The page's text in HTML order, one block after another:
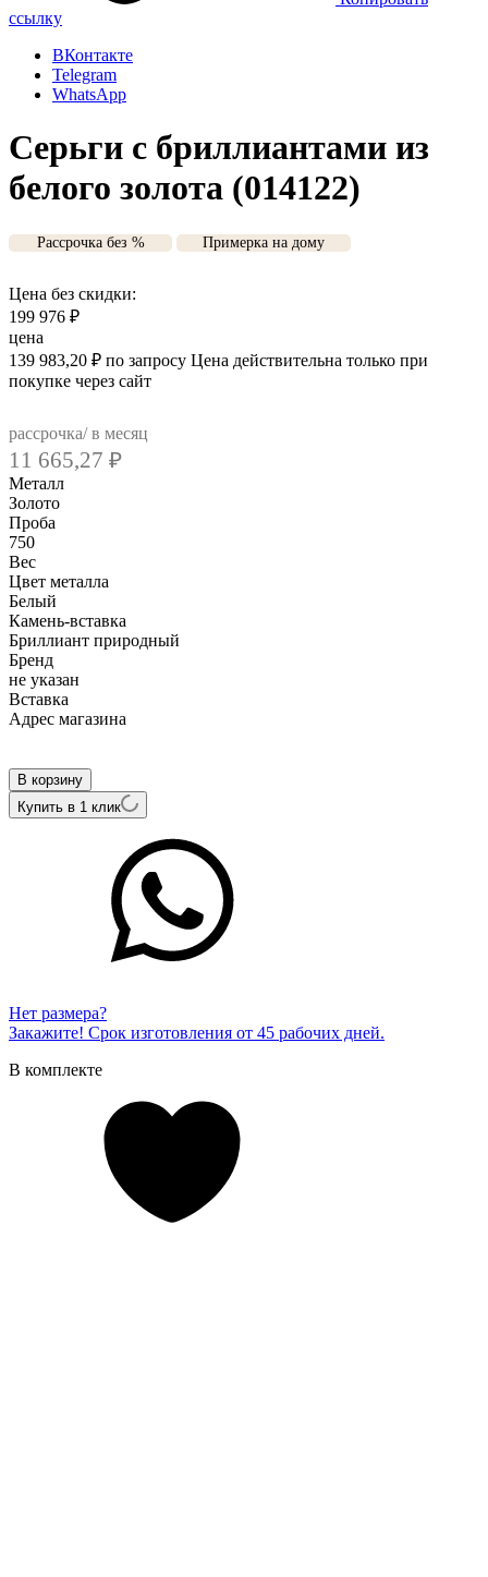
ссылку
ВКонтакте
Telegram
WhatsApp
Серьги с бриллиантами из
белого золота (014122)
Рассрочка без % Примерка на дому
Цена без скидки:
199 976 ₽
цена
139 983,20 ₽ по запросу Цена действительна только при
покупке через сайт
рассрочка/ в месяц
11 665,27 ₽
Металл
Золото
Проба
750
Вес
Цвет металла
Белый
Камень-вставка
Бриллиант природный
Бренд
не указан
Вcтавка
Адрес магазина
В корзину
Купить в 1 клик
Нет размера?
Закажите! Срок изготовления от 45 рабочих дней.
В комплекте